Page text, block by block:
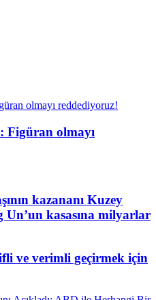
Figüran olmayı
kazananı Kuzey
kasasına milyarlar
ve verimli geçirmek için